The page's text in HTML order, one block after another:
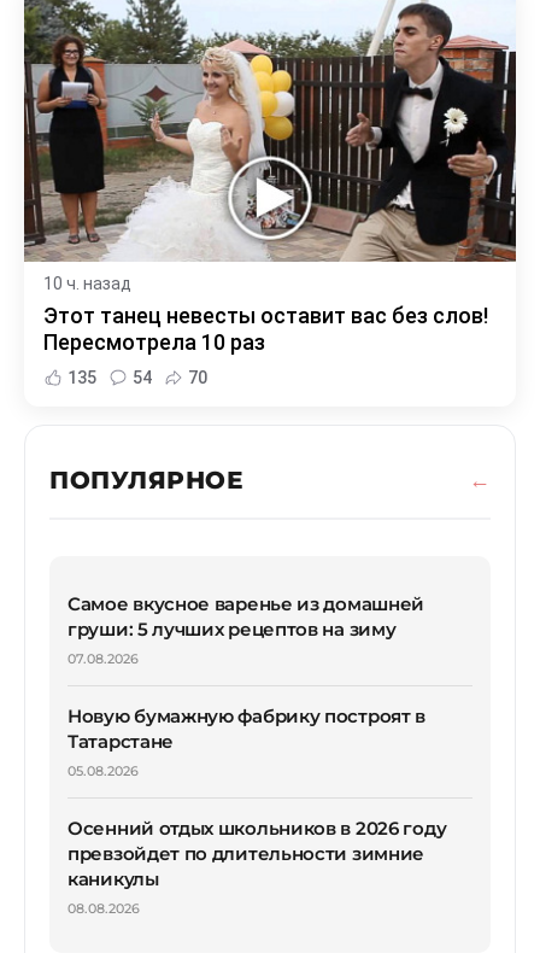
10 ч. назад
Этот танец невесты оставит вас без слов!
Пересмотрела 10 раз
135 54 70
ПОПУЛЯРНОЕ
Самое вкусное варенье из домашней
груши: 5 лучших рецептов на зиму
07.08.2026
Новую бумажную фабрику построят в
Татарстане
05.08.2026
Осенний отдых школьников в 2026 году
превзойдет по длительности зимние
каникулы
08.08.2026